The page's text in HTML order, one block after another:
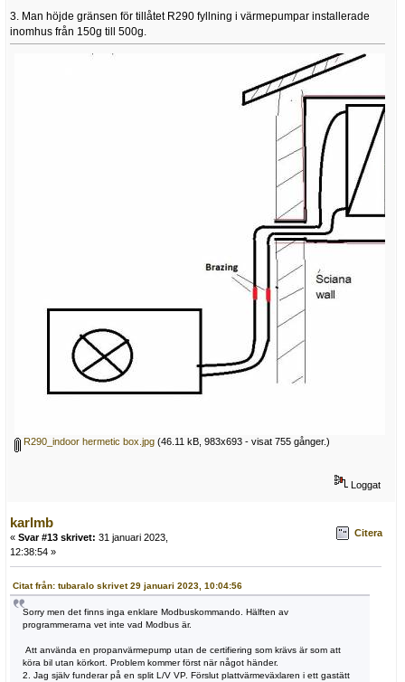
3. Man höjde gränsen för tillåtet R290 fyllning i värmepumpar installerade
inomhus från 150g till 500g.
R290_indoor hermetic box.jpg (46.11 kB, 983x693 - visat 755 gånger.)
Loggat
karlmb
« Svar #13 skrivet: 31 januari 2023,
12:38:54 »
Citera
Citat från: tubaralo skrivet 29 januari 2023, 10:04:56
Sorry men det finns inga enklare Modbuskommando. Hälften av
programmerarna vet inte vad Modbus är.
Att använda en propanvärmepump utan de certifiering som krävs är som att
köra bil utan körkort. Problem kommer först när något händer.
2. Jag själv funderar på en split L/V VP. Förslut plattvärmeväxlaren i ett gastätt